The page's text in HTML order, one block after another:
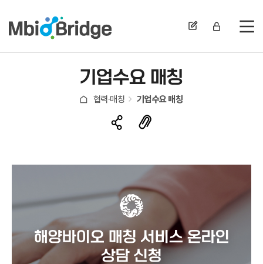
전
기업수요 매칭
협력·매칭 기업수요 매칭
해양바이오 매칭 서비스 온라인
상담 신청